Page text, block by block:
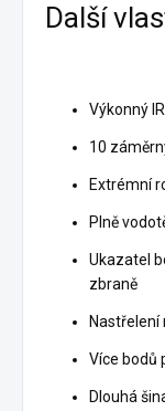
Další
Výkonný
10
Extrémní
Plně
Ukazatel
zbraně
Nastřelení
Více bodů
Dlouhá